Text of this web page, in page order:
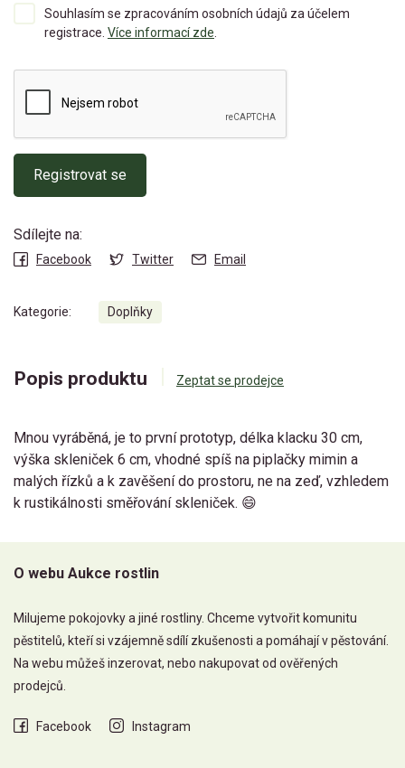
Souhlasím se zpracováním osobních údajů za účelem
registrace. Více informací zde.
Registrovat se
Sdílejte na:
Facebook Twitter Email
Kategorie: Doplňky
Popis produktu Zeptat se prodejce
Mnou vyráběná, je to první prototyp, délka klacku 30 cm,
výška skleniček 6 cm, vhodné spíš na piplačky mimin a
malých řízků a k zavěšení do prostoru, ne na zeď, vzhledem
k rustikálnosti směřování skleniček. 😄
O webu Aukce rostlin
Milujeme pokojovky a jiné rostliny. Chceme vytvořit komunitu
pěstitelů, kteří si vzájemně sdílí zkušenosti a pomáhají v pěstování.
Na webu můžeš inzerovat, nebo nakupovat od ověřených
prodejců.
Facebook Instagram